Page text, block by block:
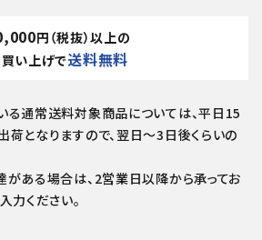
円（税抜）以上の
い上げで送料無料
る通常送料対象商品については、平日15
となりますので、翌日～3日後くらいの
がある場合は、2営業日以降から承ってお
力ください。